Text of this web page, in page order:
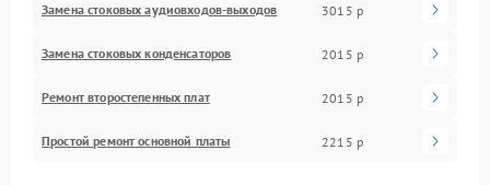
Замена стоковых аудиовходов-выходов 3015 р
Замена стоковых конденсаторов 2015 р
Ремонт второстепенных плат 2015 р
Простой ремонт основной платы 2215 р